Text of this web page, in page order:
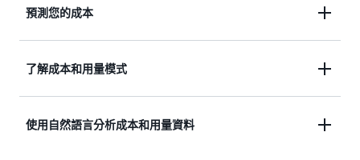
視覺化、了解和管理每天或每個月的精細的 AWS 成
預測您的成本
為報告選擇未來時間範圍以建立預測。您可以使用預
計算方式。
了解成本和用量模式
透過每日、每月或按年成本和使用情況分析來識別模
使用自然語言分析成本和用量資料